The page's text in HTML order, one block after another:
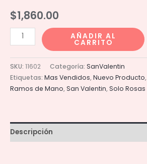
$1,860.00
Ramo
50
Rosas
Pastel
con
Translucido
cantidad
AÑADIR AL
CARRITO
SKU: 11602 Categoría: SanValentin
Etiquetas: Mas Vendidos,Nuevo Producto,
Ramos de Mano,San Valentin,Solo Rosas
Descripción